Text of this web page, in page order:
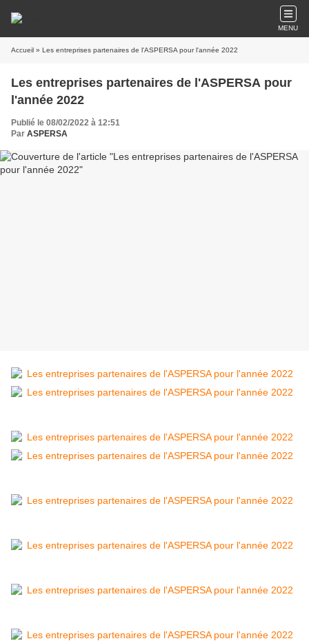
MENU
Accueil » Les entreprises partenaires de l'ASPERSA pour l'année 2022
Les entreprises partenaires de l'ASPERSA pour
l'année 2022
Publié le 08/02/2022 à 12:51
Par ASPERSA